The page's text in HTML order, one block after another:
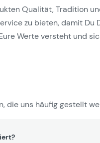
Qualität, Tradition
zu bieten, damit
Werte versteht und
die uns häufig gestellt